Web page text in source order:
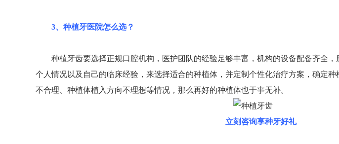
3、种植牙医院怎么选？
种植牙齿要选择正规口腔机构，医护团队的经验足够丰富，机构的设备配备齐全，
个人情况以及自己的临床经验，来选择适合的种植体，并定制个性化治疗方案，确定
不合理、种植体植入方向不理想等情况，那么再好的种植体也于事无补。
立刻咨询享种牙好礼